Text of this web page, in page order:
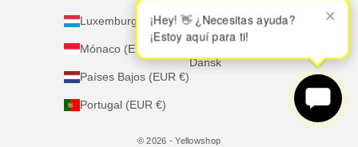
Luxemburgo (EUR €)
Mónaco (EUR €)
Países Bajos (EUR €)
Portugal (EUR €)
Nederlands
Dansk
© 2026 - Yellowshop
¡Hey! 👋 ¿Necesitas ayuda?
¡Estoy aquí para ti!
×
¡Hey! 👋 ¿Necesitas ayuda?
¡Estoy aquí para ti!
×